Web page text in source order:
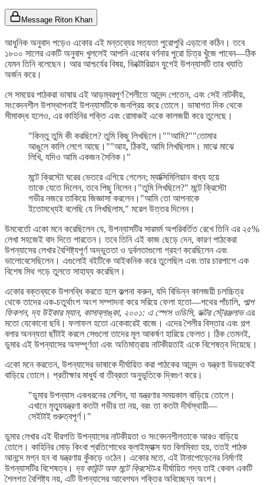
Message Riton Khan
আধুনিক অনুবাদ পড়েও একোর এই মন্তব্যের সত্যতা পুরোপুরি এড়ানো কঠিন। তবে
১৮০০ সালের একটি অনুবাদ খুললেই আপনি একোর বর্ণনার পুরো চিত্র খুঁজে পাবেন—ঠিক
যেমন তিনি বলেছেন। আর আশ্চর্যের বিষয়, ভিক্টোরিয়ান যুগেই উপন্যাসটি তার খ্যাতি
অর্জন করে।
সে সময়ের পাঠকরা ভাষার এই আড়ম্বরপূর্ণ শৈলীতে আনন্দ পেতেন, এবং সেই নাটকীয়,
সংবেদনশীল উপস্থাপনাই উপন্যাসটিকে জনপ্রিয় করে তোলে। ভাষাগত দিক থেকে
সীমাবদ্ধ হলেও, এর কাহিনির শক্তি এবং রোমাঞ্চই একে কালজয়ী করে তুলেছে।
"কিন্তু তুমি কী করছিলে? তুমি কিছু লিখছিলে।""আমি?""তোমার
আঙুলে কালি লেগে আছে।""আহ, ঠিকই, আমি লিখছিলাম। মাঝে মাঝে
লিখি, যদিও আমি একজন সৈনিক।"
মন্টে ক্রিস্টো ঘরের ভেতরে এগিয়ে গেলেন; ম্যাক্সিমিলিয়ান বাধ্য হয়ে
তাকে যেতে দিলেন, তবে পিছু নিলেন।"তুমি লিখছিলে?" মন্টে ক্রিস্টো
গভীর নজরে তাকিয়ে জিজ্ঞাসা করলেন।"আমি তো আপনাকে
ইতোমধ্যেই বলেছি যে লিখছিলাম," মরেল উত্তর দিলেন।
উমবের্তো একো মনে করেছিলেন যে, উপন্যাসটির সারমর্ম অপরিবর্তিত রেখে তিনি এর ২৫%
লেখা সহজেই বাদ দিতে পারতেন। তবে তিনি এই কাজ ছেড়ে দেন, কারণ পাঠকেরা
উপন্যাসের লেখার বৈশিষ্ট্যপূর্ণ অদ্ভুততা ও দুর্বলতাগুলো গ্রহণ করেছিলেন এবং
ভালোবেসেছিলেন। এগুলোই বইটিকে আইকনিক করে তুলেছিল এবং তার চারপাশে এক
বিশেষ মিথ গড়ে তুলতে সাহায্য করেছিল।
একোর বক্তব্যকে উপলব্ধি করতে হলে কল্পনা করুন, যদি বিভিন্ন কালজয়ী চলচ্চিত্র
থেকে তাদের এক-চতুর্থাংশ অংশ সম্পাদনা করে সরিয়ে ফেলা হতো—পথের পাঁচালি, পাল্প
ফিকশন, দ্য উইকার ম্যান, কাসাব্লাঙ্কা, ২০০১: এ স্পেস ওডিসি, ডক্টর স্ট্রেঞ্জলাভএর
মতো যেকোনো ছবি। ফলাফল হতো একেবারেই বাজে। এদের শৈলীর বিস্তার এবং গল্প
বলার অনন্যতা ছাঁটাই করলে সেগুলো তাদের মূল আকর্ষণ হারিয়ে ফেলত। ঠিক তেমনই,
ডুমার এই উপন্যাসের অসম্পূর্ণতা এবং অতিমাত্রায় নাটকীয়তাই একে বিশেষত্ব দিয়েছে।
একো মনে করতেন, উপন্যাসের ভাষাকে দীর্ঘায়িত করা পাঠকের আনন্দ ও যন্ত্রণা উভয়কেই
বাড়িয়ে তোলে। প্রতীক্ষার মাধুর্য বা তীব্রতা অনুভূতিকে দ্বিগুণ করে।
"ডুমার উপন্যাস একধরনের মেশিন, যা যন্ত্রণার সময়কাল বাড়িয়ে তোলে।
এখানে মৃত্যুযন্ত্রণা কতটা গভীর তা নয়, বরং তা কতটা দীর্ঘস্থায়ী—
সেইটাই গুরুত্বপূর্ণ।"
ডুমার লেখার এই ধীরগতি উপন্যাসের নাটকীয়তা ও সংবেদনশীলতাকে আরও বাড়িয়ে
তোলে। কাহিনির মোড় কিংবা প্রতিশোধের ক্লাইম্যাক্স যত বিলম্বিত হয়, ততই পাঠক
আনন্দে মগ্ন হন বা যন্ত্রণায় কুঁকড়ে ওঠেন। একোর মতে, এই টানাপোড়েনের নির্মাণই
উপন্যাসটির বিশেষত্ব। দ্য কাউন্ট অফ মন্টে ক্রিস্টো-র দীর্ঘায়িত গদ্য তাই কেবল একটি
শৈলগত বৈশিষ্ট্য নয়, এটি উপন্যাসের আবেগঘন শক্তির অবিচ্ছেদ্য অংশ।